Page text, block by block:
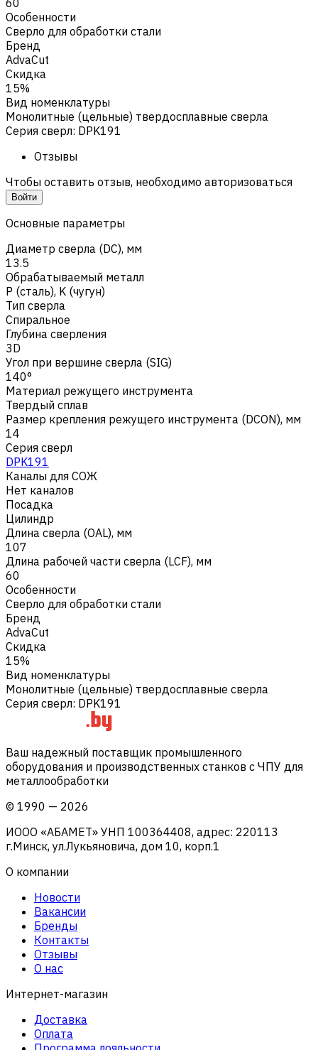
Особенности
Сверло для обработки стали
Бренд
AdvaCut
Скидка
15%
Вид номенклатуры
Монолитные (цельные) твердосплавные сверла
Серия сверл: DPK191
Отзывы
Чтобы оставить отзыв, необходимо авторизоваться
Войти
Основные параметры
Диаметр сверла (DC), мм
13.5
Обрабатываемый металл
Р (сталь), K (чугун)
Тип сверла
Спиральное
Глубина сверления
3D
Угол при вершине сверла (SIG)
140°
Материал режущего инструмента
Твердый сплав
Размер крепления режущего инструмента (DCON), мм
14
Серия сверл
DPK191
Каналы для СОЖ
Нет каналов
Посадка
Цилиндр
Длина сверла (OAL), мм
107
Длина рабочей части сверла (LCF), мм
60
Особенности
Сверло для обработки стали
Бренд
AdvaCut
Скидка
15%
Вид номенклатуры
Монолитные (цельные) твердосплавные сверла
Серия сверл: DPK191
Ваш надежный поставщик промышленного
оборудования и производственных станков с ЧПУ для
металлообработки
© 1990 — 2026
ИООО «АБАМЕТ» УНП 100364408, адрес: 220113
г.Минск, ул.Лукьяновича, дом 10, корп.1
О компании
Новости
Вакансии
Бренды
Контакты
Отзывы
О нас
Интернет-магазин
Доставка
Оплата